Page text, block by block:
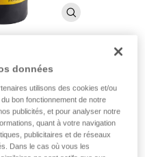
30 permet de
données
utilisons des cookies et/ou
bon fonctionnement de notre
publicités, et pour analyser notre
quant à votre navigation
publicitaires et de réseaux
Dans le cas où vous les